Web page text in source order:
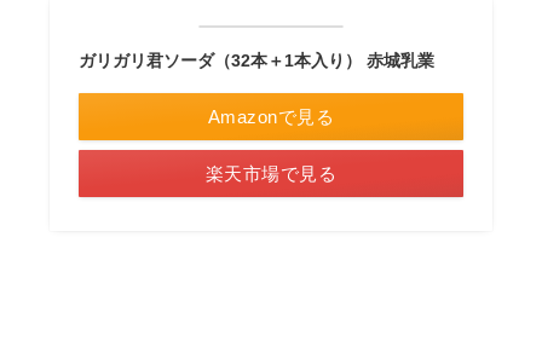
ガリガリ君ソーダ（32本＋1本入り） 赤城乳業
Amazonで見る
楽天市場で見る